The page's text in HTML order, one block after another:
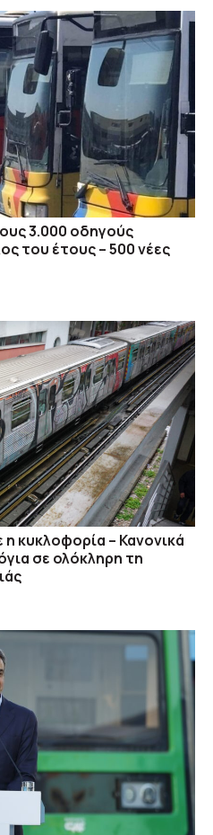
3.000 οδηγούς
του έτους – 500 νέες
κυκλοφορία – Κανονικά
σε ολόκληρη τη